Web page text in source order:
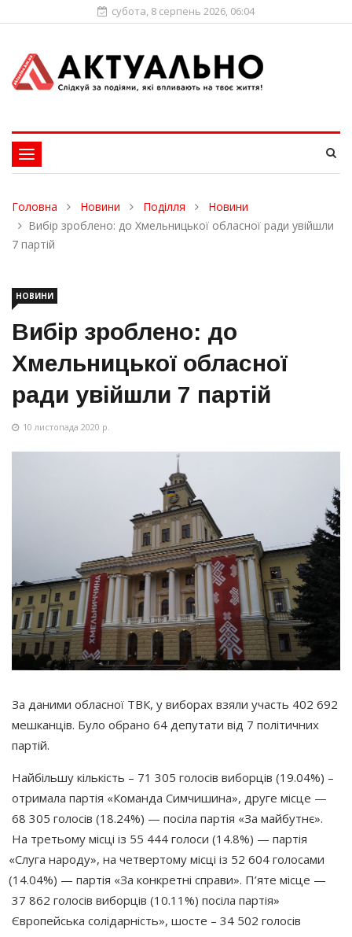
субота, 8 серпень 2026, 06:04
Toggle
navigation
Головна Новини Поділля
Новини
Вибір зроблено: до Хмельницької обласної ради увійшли
7 партій
НОВИНИ
Вибір зроблено: до
Хмельницької обласної
ради увійшли 7 партій
10 листопада 2020 р.
За даними обласної ТВК, у виборах взяли участь 402 692
мешканців. Було обрано 64 депутати від 7 політичних
партій.
Найбільшу кількість – 71 305 голосів виборців (19.04%) –
отримала партія «Команда Симчишина», друге місце —
68 305 голосів (18.24%) — посіла партія «За майбутнє».
На третьому місці із 55 444 голоси (14.8%) — партія
«Слуга народу», на четвертому місці із 52 604 голосами
(14.04%) — партія «За конкретні справи». П’яте місце —
37 862 голосів виборців (10.11%) посіла партія»
Європейська солідарність», шосте – 34 502 голосів